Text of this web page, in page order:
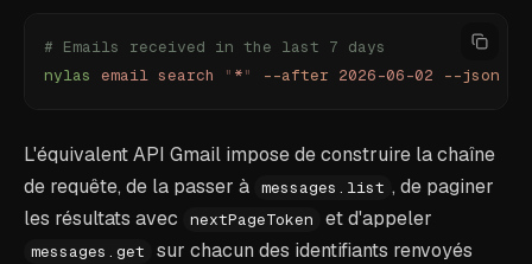
# Emails received in the last 7 days
nylas email search " *" --after 2026-06-02 --json
L'équivalent API Gmail impose de construire la chaîne
de requête, de la passer à messages.list , de paginer
les résultats avec
nextPageToken et d'appeler
messages.get
sur chacun des identifiants renvoyés